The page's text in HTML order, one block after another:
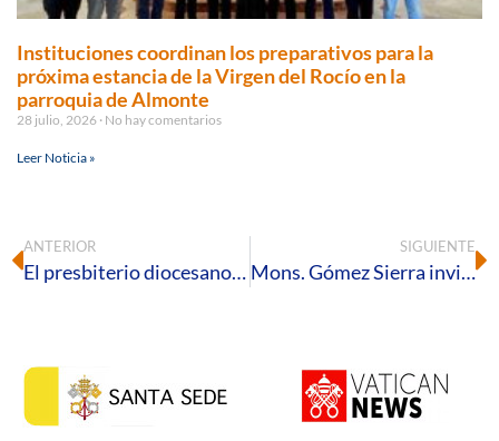
Instituciones coordinan los preparativos para la
próxima estancia de la Virgen del Rocío en la
parroquia de Almonte
28 julio, 2026 No hay comentarios
Leer Noticia »
ANTERIOR
El presbiterio diocesano renueva sus promesas en la Misa Crismal presidida por el obispo de Huelva en la Catedral de la Merced
SIGUIENTE
Mons. Gómez Sierra invita a contemplar en la Cruz la plenitud de la revelación de Dios en el Viernes Santo